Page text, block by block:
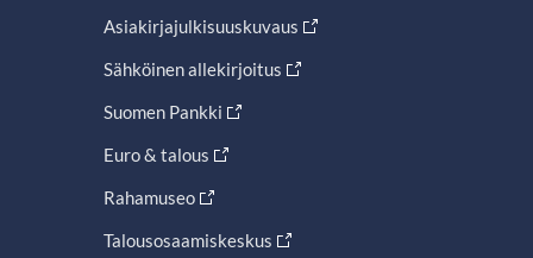
Asiakirjajulkisuuskuvaus
Sähköinen allekirjoitus
Suomen Pankki
Euro & talous
Rahamuseo
Talousosaamiskeskus